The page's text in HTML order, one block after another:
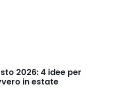
2026: 4 idee per
in estate